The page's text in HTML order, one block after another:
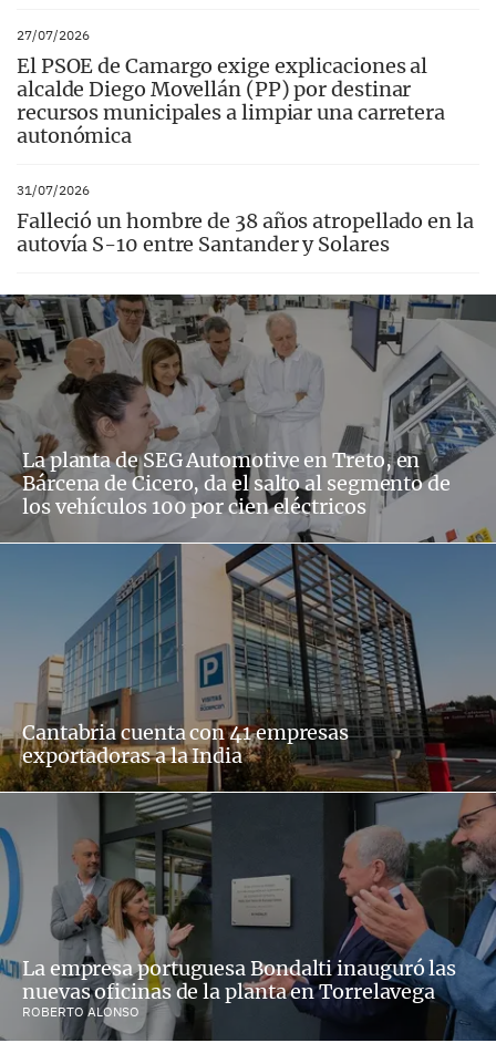
27/07/2026
El PSOE de Camargo exige explicaciones al
alcalde Diego Movellán (PP) por destinar
recursos municipales a limpiar una carretera
autonómica
31/07/2026
Falleció un hombre de 38 años atropellado en la
autovía S-10 entre Santander y Solares
La planta de SEG Automotive en Treto, en
Bárcena de Cicero, da el salto al segmento de
los vehículos 100 por cien eléctricos
Cantabria cuenta con 41 empresas
exportadoras a la India
La empresa portuguesa Bondalti inauguró las
nuevas oficinas de la planta en Torrelavega
ROBERTO ALONSO